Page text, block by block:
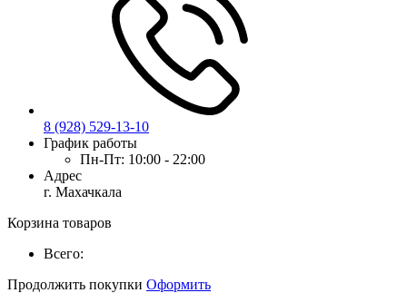
8 (928) 529-13-10
График работы
Пн-Пт: 10:00 - 22:00
Адрес
г. Махачкала
Корзина товаров
Всего:
Продолжить покупки Оформить